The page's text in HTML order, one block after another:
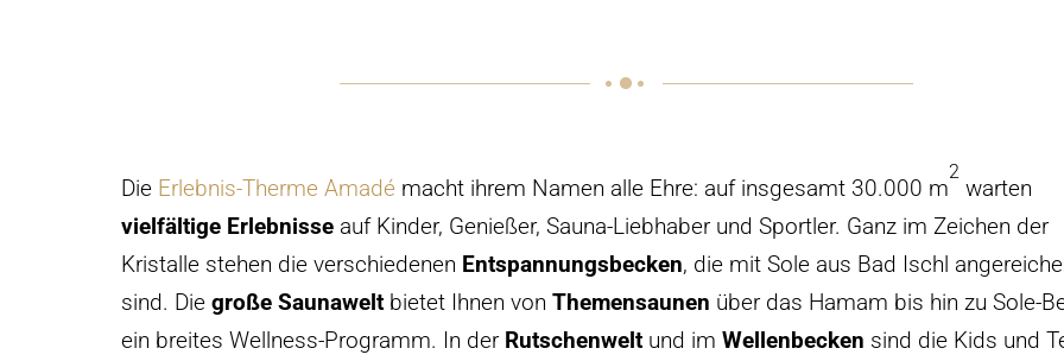
Die Erlebnis-Therme Amadé macht ihrem Namen alle Ehre: auf insgesamt 30.000 m
2
warten
vielfältige Erlebnisse auf Kinder, Genießer, Sauna-Liebhaber und Sportler. Ganz im Zeichen der
Kristalle stehen die verschiedenen Entspannungsbecken, die mit Sole aus Bad Ischl
sind. Die große Saunawelt bietet Ihnen von Themensaunen über das Hamam bis hin zu Sole-
ein breites Wellness-Programm. In der Rutschenwelt und im Wellenbecken sind die Kids und